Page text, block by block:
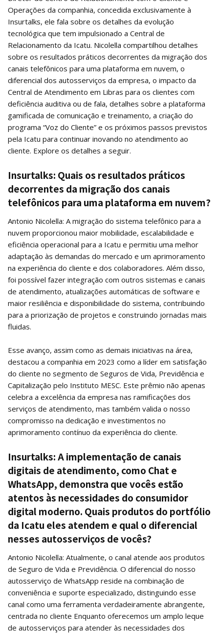
Operações da companhia, concedida exclusivamente à
Insurtalks, ele fala sobre os detalhes da evolução
tecnológica que tem impulsionado a Central de
Relacionamento da Icatu. Nicolella compartilhou detalhes
sobre os resultados práticos decorrentes da migração dos
canais telefônicos para uma plataforma em nuvem, o
diferencial dos autosserviços da empresa, o impacto da
Central de Atendimento em Libras para os clientes com
deficiência auditiva ou de fala, detalhes sobre a plataforma
gamificada de comunicação e treinamento, a criação do
programa “Voz do Cliente” e os próximos passos previstos
pela Icatu para continuar inovando no atendimento ao
cliente. Explore os detalhes a seguir.
Insurtalks: Quais os resultados práticos
decorrentes da migração dos canais
telefônicos para uma plataforma em nuvem?
Antonio Nicolella: A migração do sistema telefônico para a
nuvem proporcionou maior mobilidade, escalabilidade e
eficiência operacional para a Icatu e permitiu uma melhor
adaptação às demandas do mercado e um aprimoramento
na experiência do cliente e dos colaboradores. Além disso,
foi possível fazer integração com outros sistemas e canais
de atendimento, atualizações automáticas de software e
maior resiliência e disponibilidade do sistema, contribuindo
para a priorização de projetos e construindo jornadas mais
fluidas.
Esse avanço, assim como as demais iniciativas na área,
destacou a companhia em 2023 como a líder em satisfação
do cliente no segmento de Seguros de Vida, Previdência e
Capitalização pelo Instituto MESC. Este prêmio não apenas
celebra a excelência da empresa nas ramificações dos
serviços de atendimento, mas também valida o nosso
compromisso na dedicação e investimentos no
aprimoramento contínuo da experiência do cliente.
Insurtalks: A implementação de canais
digitais de atendimento, como Chat e
WhatsApp, demonstra que vocês estão
atentos às necessidades do consumidor
digital moderno. Quais produtos do portfólio
da Icatu eles atendem e qual o diferencial
nesses autosserviços de vocês?
Antonio Nicolella: Atualmente, o canal atende aos produtos
de Seguro de Vida e Previdência. O diferencial do nosso
autosserviço de WhatsApp reside na combinação de
conveniência e suporte especializado, distinguindo esse
canal como uma ferramenta verdadeiramente abrangente,
centrada no cliente Enquanto oferecemos um amplo leque
de autosserviços para atender às necessidades dos